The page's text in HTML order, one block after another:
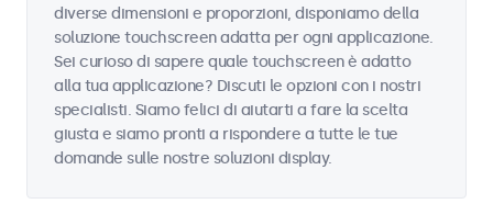
diverse dimensioni e proporzioni, disponiamo della
soluzione touchscreen adatta per ogni applicazione.
Sei curioso di sapere quale touchscreen è adatto
alla tua applicazione? Discuti le opzioni con i nostri
specialisti. Siamo felici di aiutarti a fare la scelta
giusta e siamo pronti a rispondere a tutte le tue
domande sulle nostre soluzioni display.